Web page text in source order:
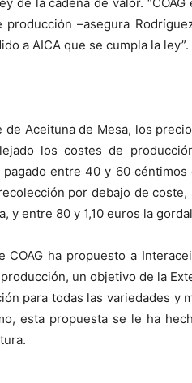
producción –asegura
a AICA que se cumpla la ley”.
de Aceituna de Mesa, los
los costes de
entre 40 y 60
por debajo de
y entre 80 y 1,10 euros la
COAG ha propuesto a
un objetivo de la
para todas las variedades y
esta propuesta se le ha